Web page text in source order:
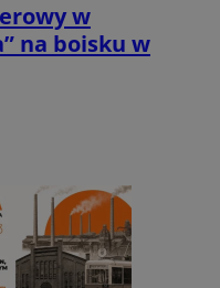
w
na boisku w